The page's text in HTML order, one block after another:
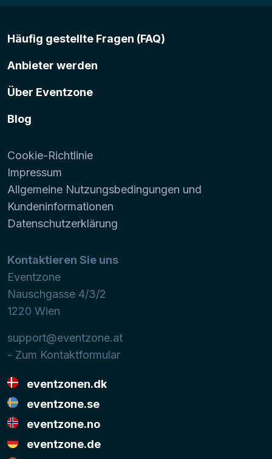
Häufig gestellte Fragen (FAQ)
Anbieter werden
Über Eventzone
Blog
Cookie-Richtlinie
Impressum
Allgemeine Nutzungsbedingungen und
Kundeninformationen
Datenschutzerklärung
Kontaktieren Sie uns
Eventzone
Nauschgasse 4/3/2
1220 Wien
support@eventzone.at
- Zum Kontaktformular
eventzonen.dk
eventzone.se
eventzone.no
eventzone.de